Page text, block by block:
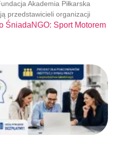
Akademia Piłkarska
przedstawicieli organizacji
ŚniadaNGO: Sport Motorem